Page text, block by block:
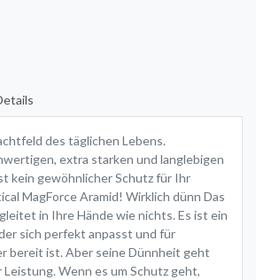
des täglichen Lebens.
extra starken und langlebigen
kein gewöhnlicher Schutz für Ihr
MagForce Aramid! Wirklich dünn Das
in Ihre Hände wie nichts. Es ist ein
sich perfekt anpasst und für
bereit ist. Aber seine Dünnheit geht
Wenn es um Schutz geht,